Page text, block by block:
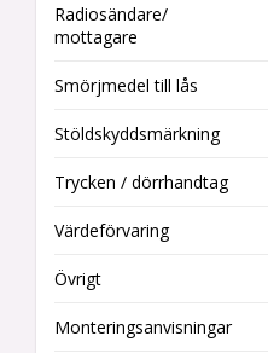
Radiosändare/
mottagare
Smörjmedel till lås
Stöldskyddsmärkning
Trycken / dörrhandtag
Värdeförvaring
Övrigt
Monteringsanvisningar